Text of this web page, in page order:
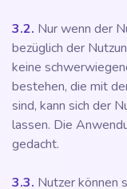
3.2. Nur wenn der
bezüglich der
keine
bestehen, die mit
sind, kann sich der
lassen. Die
gedacht.
3.3. Nutzer können